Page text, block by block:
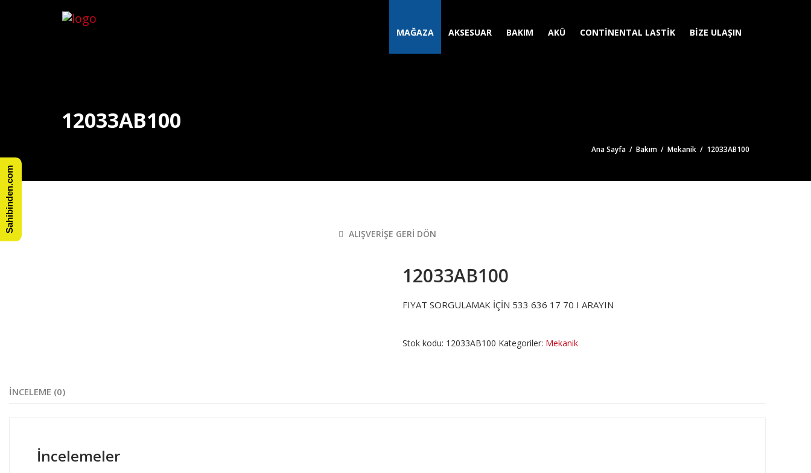
MAĞAZA AKSESUAR BAKIM AKÜ CONTINENTAL LASTIK BIZE ULAŞIN
12033AB100
Ana Sayfa / Bakım / Mekanik / 12033AB100
ALIŞVERIŞE GERI DÖN
12033AB100
FIYAT SORGULAMAK İÇİN 533 636 17 70 I ARAYIN
Stok kodu: 12033AB100 Kategoriler: Mekanik
İNCELEME (0)
İncelemeler
Sahibinden.com